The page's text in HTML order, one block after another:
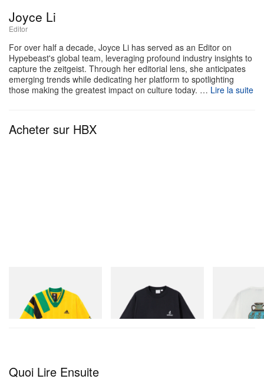
Originals Spring 2026 sera lancée le 23 février, en
exclusivité
Joyce Li
Editor
For over half a decade, Joyce Li has served as an Editor on
Hypebeast's global team, leveraging profound industry insights to
capture the zeitgeist. Through her editorial lens, she anticipates
emerging trends while dedicating her platform to spotlighting
those making the greatest impact on culture today. … Lire la suite
Acheter sur HBX
Adidas Originals X Brain
Dead Disney Football Jersey
Acheter maintenant
One Point Logo Tee
Acheter maintenant
Acheter
Quoi Lire Ensuite